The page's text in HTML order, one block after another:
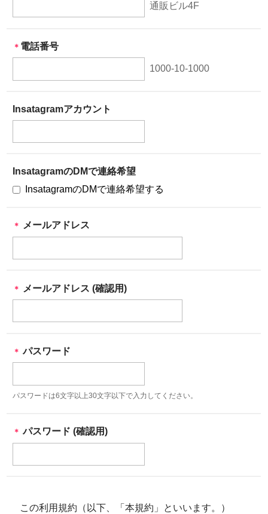
通販ビル4F
＊ 電話番号
1000-10-1000
Insatagramアカウント
InsatagramのDMで連絡希望
InsatagramのDMで連絡希望する
＊ メールアドレス
＊ メールアドレス (確認用)
＊ パスワード
パスワードは6文字以上30文字以下で入力してください。
＊ パスワード (確認用)
この利用規約（以下、「本規約」といいます。）